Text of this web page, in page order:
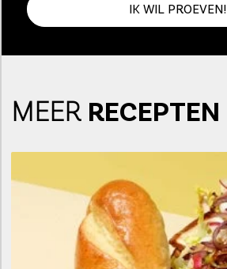
IK WIL PROEVEN!
MEER RECEPTEN